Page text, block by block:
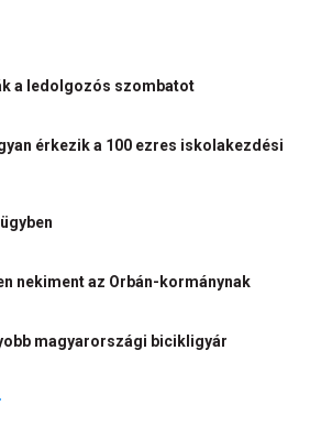
a ledolgozós szombatot
érkezik a 100 ezres iskolakezdési
nekiment az Orbán-kormánynak
magyarországi bicikligyár